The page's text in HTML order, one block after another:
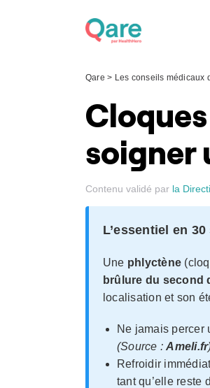
Qare > Les conseils médicaux
soigner
Contenu validé par la
L’essentiel en
Une phlyctène
brûlure du second
localisation et son
Ne jamais percer
(Source :Ameli.fr
Refroidir
tant qu’elle reste